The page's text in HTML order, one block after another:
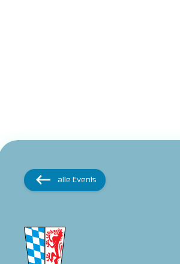
alle Events